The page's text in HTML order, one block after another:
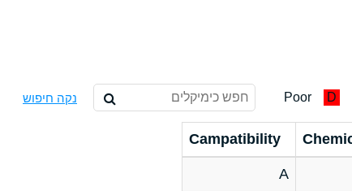
D
Poor נקה חיפוש
Campatibility
A